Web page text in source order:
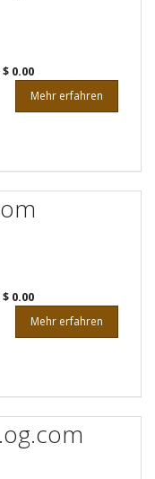
$ 0.00
Mehr erfahren
$ 0.00
Mehr erfahren